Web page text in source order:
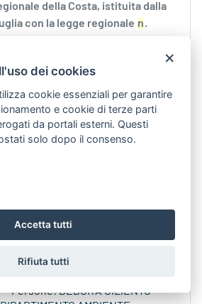
della Costa, istituita dalla
con la legge regionale n.
Persone: ANTONIO DECARO
di Canosa, dopo la richiesta del
-
Persone:DEBORA CILIENTO
×
dei cookies
cookie essenziali per garantire
e cookie di terze parti
da portali esterni. Questi
solo dopo il consenso.
Accetta tutti
Rifiuta tutti